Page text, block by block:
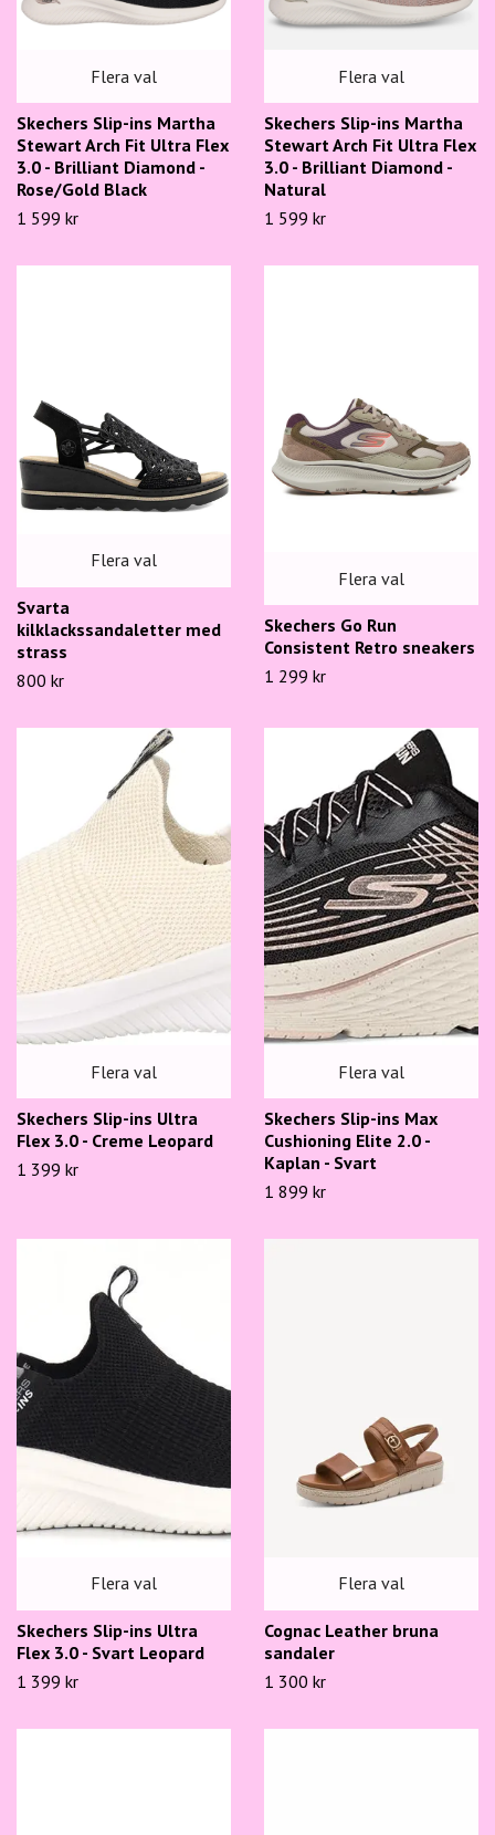
Flera val
Skechers Slip-ins Martha
Stewart Arch Fit Ultra Flex
3.0 - Brilliant Diamond -
Rose/Gold Black
1 599 kr
Flera val
Skechers Slip-ins Martha
Stewart Arch Fit Ultra Flex
3.0 - Brilliant Diamond -
Natural
1 599 kr
Flera val
Svarta
kilklackssandaletter med
strass
800 kr
Flera val
Skechers Go Run
Consistent Retro sneakers
1 299 kr
Flera val
Skechers Slip-ins Ultra
Flex 3.0 - Creme Leopard
1 399 kr
Flera val
Skechers Slip-ins Max
Cushioning Elite 2.0 -
Kaplan - Svart
1 899 kr
Flera val
Skechers Slip-ins Ultra
Flex 3.0 - Svart Leopard
1 399 kr
Flera val
Cognac Leather bruna
sandaler
1 300 kr